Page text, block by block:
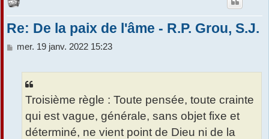
Re: De la paix de l'âme - R.P. Grou, S.J.
M
mer. 19 janv. 2022 15:23
Troisième règle : Toute pensée, toute crainte
qui est vague, générale, sans objet fixe et
déterminé, ne vient point de Dieu ni de la